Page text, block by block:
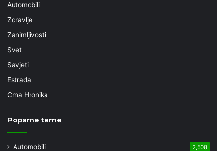
Automobili
Zdravlje
Zanimljivosti
Svet
Savjeti
Estrada
Crna Hronika
Poparne teme
Automobili 2,508